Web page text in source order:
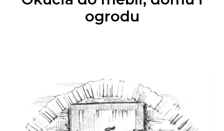
ogrodu